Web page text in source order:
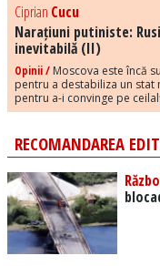
Ciprian Cucu
Narațiuni putiniste:
inevitabilă (II)
Opinii / Moscova este încă
pentru a destabiliza un stat
pentru a-i convinge pe
RECOMANDAREA